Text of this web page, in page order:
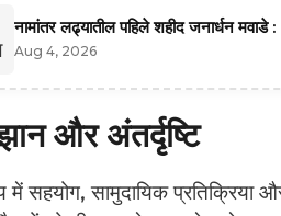
नामांतर लढ्यातील पहिले शहीद जनार्धन मवाडे :
Aug 4, 2026
और अंतर्दृष्टि
में सहयोग, सामुदायिक प्रतिक्रिया